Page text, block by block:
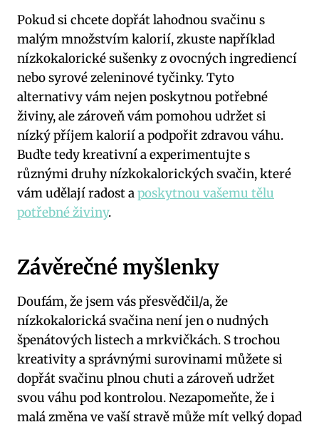
Pokud si chcete dopřát lahodnou svačinu s
malým množstvím kalorií, zkuste například
nízkokalorické sušenky z ovocných ingrediencí
nebo syrové zeleninové tyčinky. Tyto
alternativy vám nejen poskytnou potřebné
živiny, ale zároveň vám pomohou udržet si
nízký příjem kalorií a podpořit zdravou váhu.
Buďte tedy kreativní a experimentujte s
různými druhy nízkokalorických svačin, které
vám udělají radost aposkytnou vašemu tělu
potřebné živiny.
Závěrečné myšlenky
Doufám, že jsem vás přesvědčil/a, že
nízkokalorická svačina není jen o nudných
špenátových listech a mrkvičkách. S trochou
kreativity a správnými surovinami můžete si
dopřát svačinu plnou chuti a zároveň udržet
svou váhu pod kontrolou. Nezapomeňte, že i
malá změna ve vaší stravě může mít velký dopad